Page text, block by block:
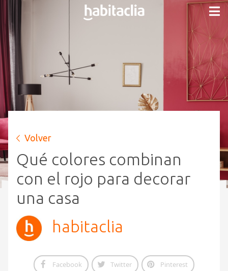
Volver
Qué colores combinan
con el rojo para decorar
una casa
habitaclia
Facebook Twitter Pinterest